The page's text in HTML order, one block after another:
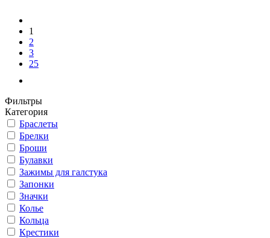
1
2
3
25
Фильтры
Категория
Браслеты
Брелки
Броши
Булавки
Зажимы для галстука
Запонки
Значки
Колье
Кольца
Крестики